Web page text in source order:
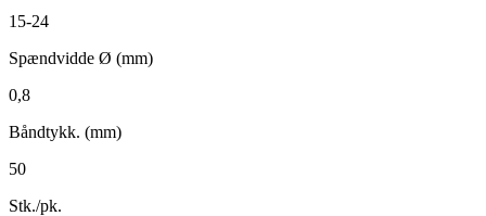
15-24
Spændvidde Ø (mm)
0,8
Båndtykk. (mm)
50
Stk./pk.